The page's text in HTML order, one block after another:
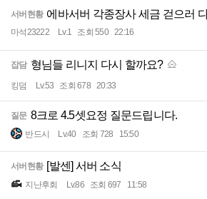
서버현황 에바서버 각종장사 세금 걷으러
마석23222 Lv.1 조회 550 22:16
잡담 형님들 리니지 다시 할까요?
킹덤 Lv.53 조회 678 20:33
질문 8크로 4.5셋요정 질문드립니다.
반드시 Lv.40 조회 728 15:50
서버현황 [발센] 서버 소식
지난후회 Lv.86 조회 697 11:58